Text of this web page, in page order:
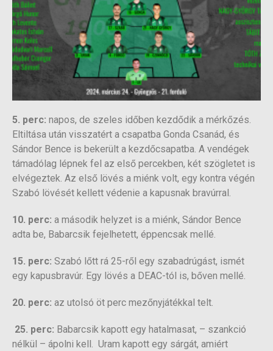
5. perc: napos, de szeles időben kezdődik a mérkőzés.
Eltiltása után visszatért a csapatba Gonda Csanád, és
Sándor Bence is bekerült a kezdőcsapatba. A vendégek
támadólag lépnek fel az első percekben, két szögletet is
elvégeztek. Az első lövés a miénk volt, egy kontra végén
Szabó lövését kellett védenie a kapusnak bravúrral.
10. perc: a második helyzet is a miénk, Sándor Bence
adta be, Babarcsik fejelhetett, éppencsak mellé.
15. perc: Szabó lőtt rá 25-ről egy szabadrúgást, ismét
egy kapusbravúr. Egy lövés a DEAC-tól is, bőven mellé.
20. perc: az utolsó öt perc mezőnyjátékkal telt.
25. perc: Babarcsik kapott egy hatalmasat, – szankció
nélkül – ápolni kell. Uram kapott egy sárgát, amiért